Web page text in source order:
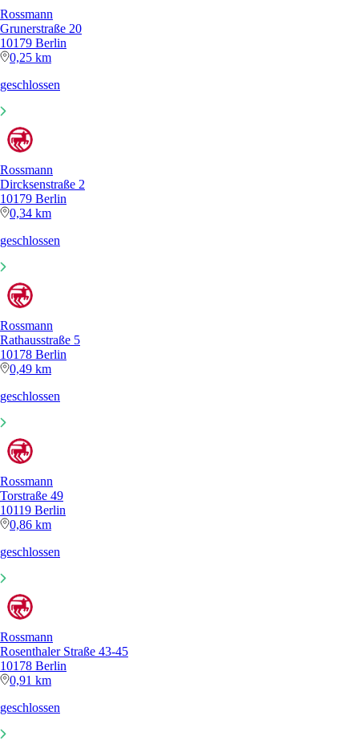
Rossmann
Grunerstraße 20
10179 Berlin
0,25 km
geschlossen
Rossmann
Dircksenstraße 2
10179 Berlin
0,34 km
geschlossen
Rossmann
Rathausstraße 5
10178 Berlin
0,49 km
geschlossen
Rossmann
Torstraße 49
10119 Berlin
0,86 km
geschlossen
Rossmann
Rosenthaler Straße 43-45
10178 Berlin
0,91 km
geschlossen